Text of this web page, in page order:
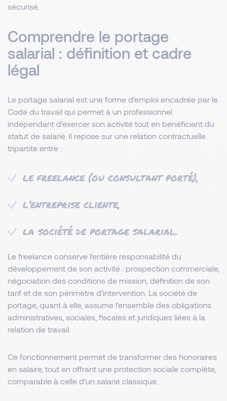
sécurisé.
Comprendre le portage
salarial : définition et cadre
légal
Le portage salarial est une forme d’emploi encadrée par le
Code du travail qui permet à un professionnel
indépendant d’exercer son activité tout en bénéficiant du
statut de salarié. Il repose sur une relation contractuelle
tripartite entre :
le freelance (ou consultant porté),
l’entreprise cliente,
la société de portage salarial.
Le freelance conserve l’entière responsabilité du
développement de son activité : prospection commerciale,
négociation des conditions de mission, définition de son
tarif et de son périmètre d’intervention. La société de
portage, quant à elle, assume l’ensemble des obligations
administratives, sociales, fiscales et juridiques liées à la
relation de travail.
Ce fonctionnement permet de transformer des honoraires
en salaire, tout en offrant une protection sociale complète,
comparable à celle d’un salarié classique.